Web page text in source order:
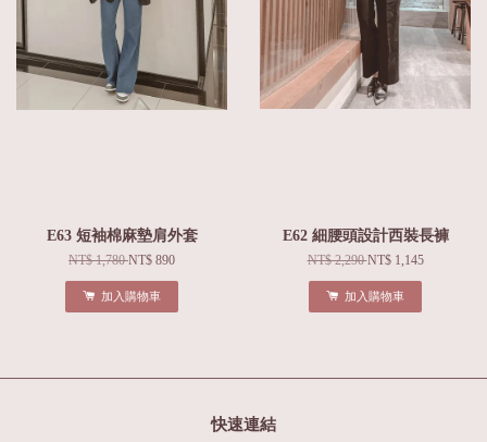
E63 短袖棉麻墊肩外套
NT$ 1,780NT$ 890
加入購物車
E62 細腰頭設計西裝長褲
NT$ 2,290NT$ 1,145
加入購物車
快速連結